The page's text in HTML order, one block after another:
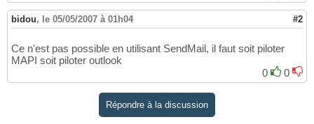
bidou, le 05/05/2007 à 01h04 #2
Ce n'est pas possible en utilisant SendMail, il faut soit piloter
MAPI soit piloter outlook
0
0
Répondre à la discussion